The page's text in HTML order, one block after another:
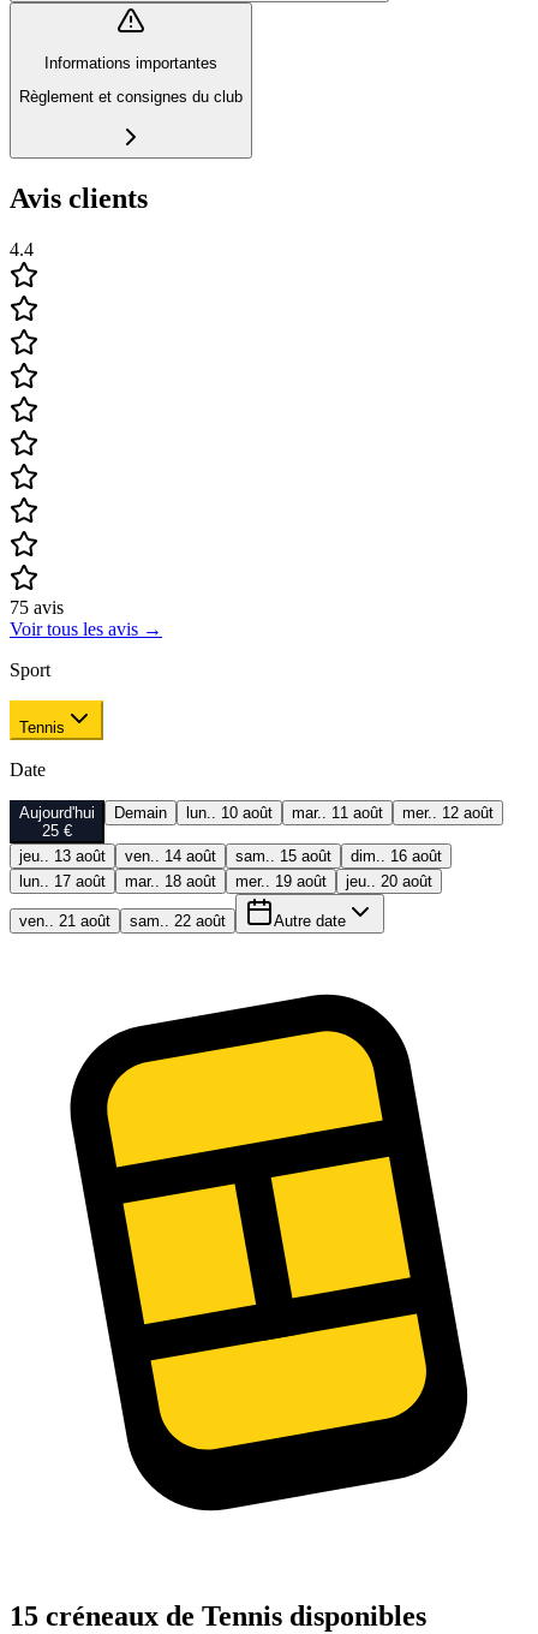
Informations importantes
Règlement et consignes du club
Avis clients
4.4
75 avis
Voir tous les avis →
Sport
Tennis
Date
Aujourd'hui
25 €
Demain lun.. 10 août mar.. 11 août mer.. 12 août
jeu.. 13 août ven.. 14 août sam.. 15 août
dim.. 16 août
lun.. 17 août
mar.. 18 août mer.. 19 août jeu.. 20 août
ven.. 21 août sam.. 22 août Autre date
15 créneaux de Tennis disponibles